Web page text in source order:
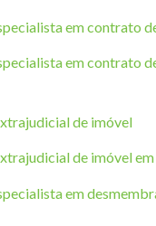
em contrato
em contrato
de imóvel
de imóvel
em